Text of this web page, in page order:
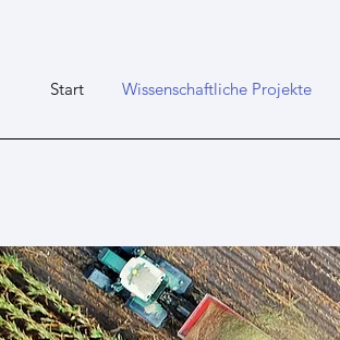
Start Wissenschaftliche Projekte